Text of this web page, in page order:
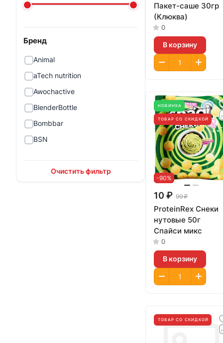
Бренд
Animal
aTech nutrition
Awochactive
BlenderBottle
Bombbar
BSN
DopDrops
Очистить фильтр
Пакет-саше 30гр
(Клюква)
0
В корзину
НОВИНКА
ТОВАР СО СКИДКОЙ
-90%
10 ₽ 99 ₽
ProteinRex Снеки
нутовые 50г
Спайси микс
0
В корзину
ТОВАР СО СКИДКОЙ